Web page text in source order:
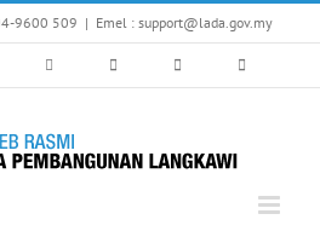
9600 509 | Emel : support@lada.gov.my